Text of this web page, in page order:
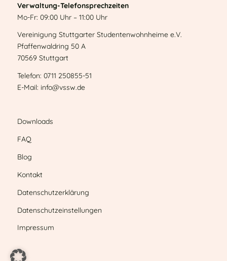
Verwaltung-Telefonsprechzeiten
Mo-Fr: 09:00 Uhr – 11:00 Uhr
Vereinigung Stuttgarter Studentenwohnheime e.V.
Pfaffenwaldring 50 A
70569 Stuttgart
Telefon: 0711 250855-51
E-Mail: info@vssw.de
Downloads
FAQ
Blog
Kontakt
Datenschutzerklärung
Datenschutzeinstellungen
Impressum